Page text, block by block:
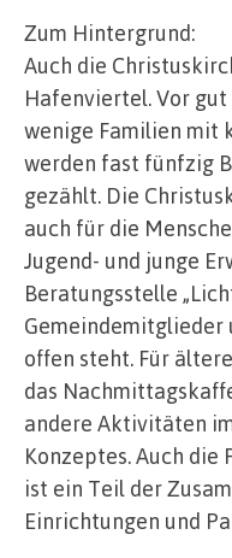
Zum Hintergrund:
Auch die
Hafenviertel. Vor
wenige Familien mit
werden fast fünfzig
gezählt. Die
auch für die
Jugend- und junge
Beratungsstelle
Gemeindemitglieder
offen steht. Für
das
andere Aktivitäten
Konzeptes. Auch die
ist ein Teil der
Einrichtungen und